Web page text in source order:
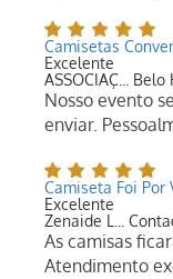
Camisetas
Excelente
ASSOCIAÇ...
Nosso evento
enviar.
Camiseta Foi Por
Excelente
Zenaide L...
As camisas
Atendimento